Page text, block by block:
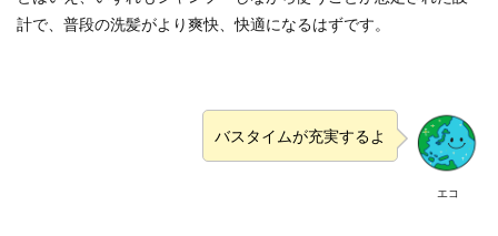
計で、普段の洗髪がより爽快、快適になるはずです。
エコ
バスタイムが充実するよ